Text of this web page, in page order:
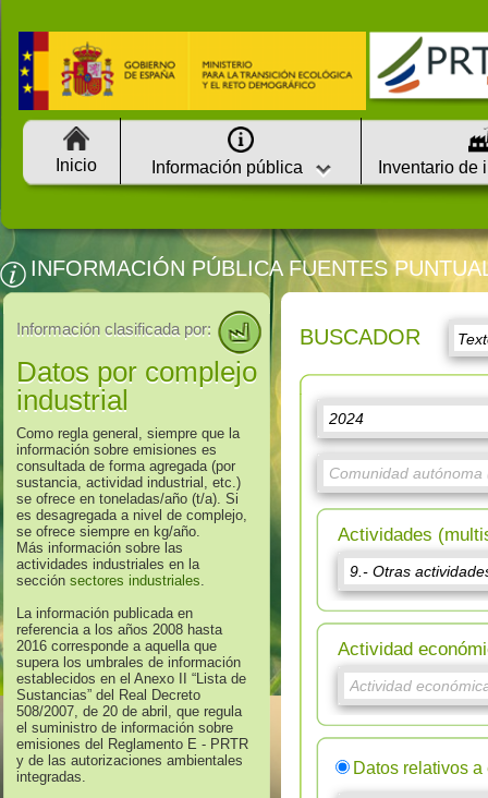
Inicio Información pública Inventario de
INFORMACIÓN PÚBLICA FUENTES
Información clasificada por:
Datos por complejo
industrial
Como regla general, siempre que la
información sobre emisiones es
consultada de forma agregada (por
sustancia, actividad industrial, etc.)
se ofrece en toneladas/año (t/a). Si
es desagregada a nivel de complejo,
se ofrece siempre en kg/año.
Más información sobre las
actividades industriales en la
sección sectores industriales.
La información publicada en
referencia a los años 2008 hasta
2016 corresponde a aquella que
supera los umbrales de información
establecidos en el Anexo II “Lista de
Sustancias” del Real Decreto
508/2007, de 20 de abril, que regula
el suministro de información sobre
emisiones del Reglamento E - PRTR
y de las autorizaciones ambientales
integradas.
BUSCADOR
Actividades
Actividad
Datos relativos